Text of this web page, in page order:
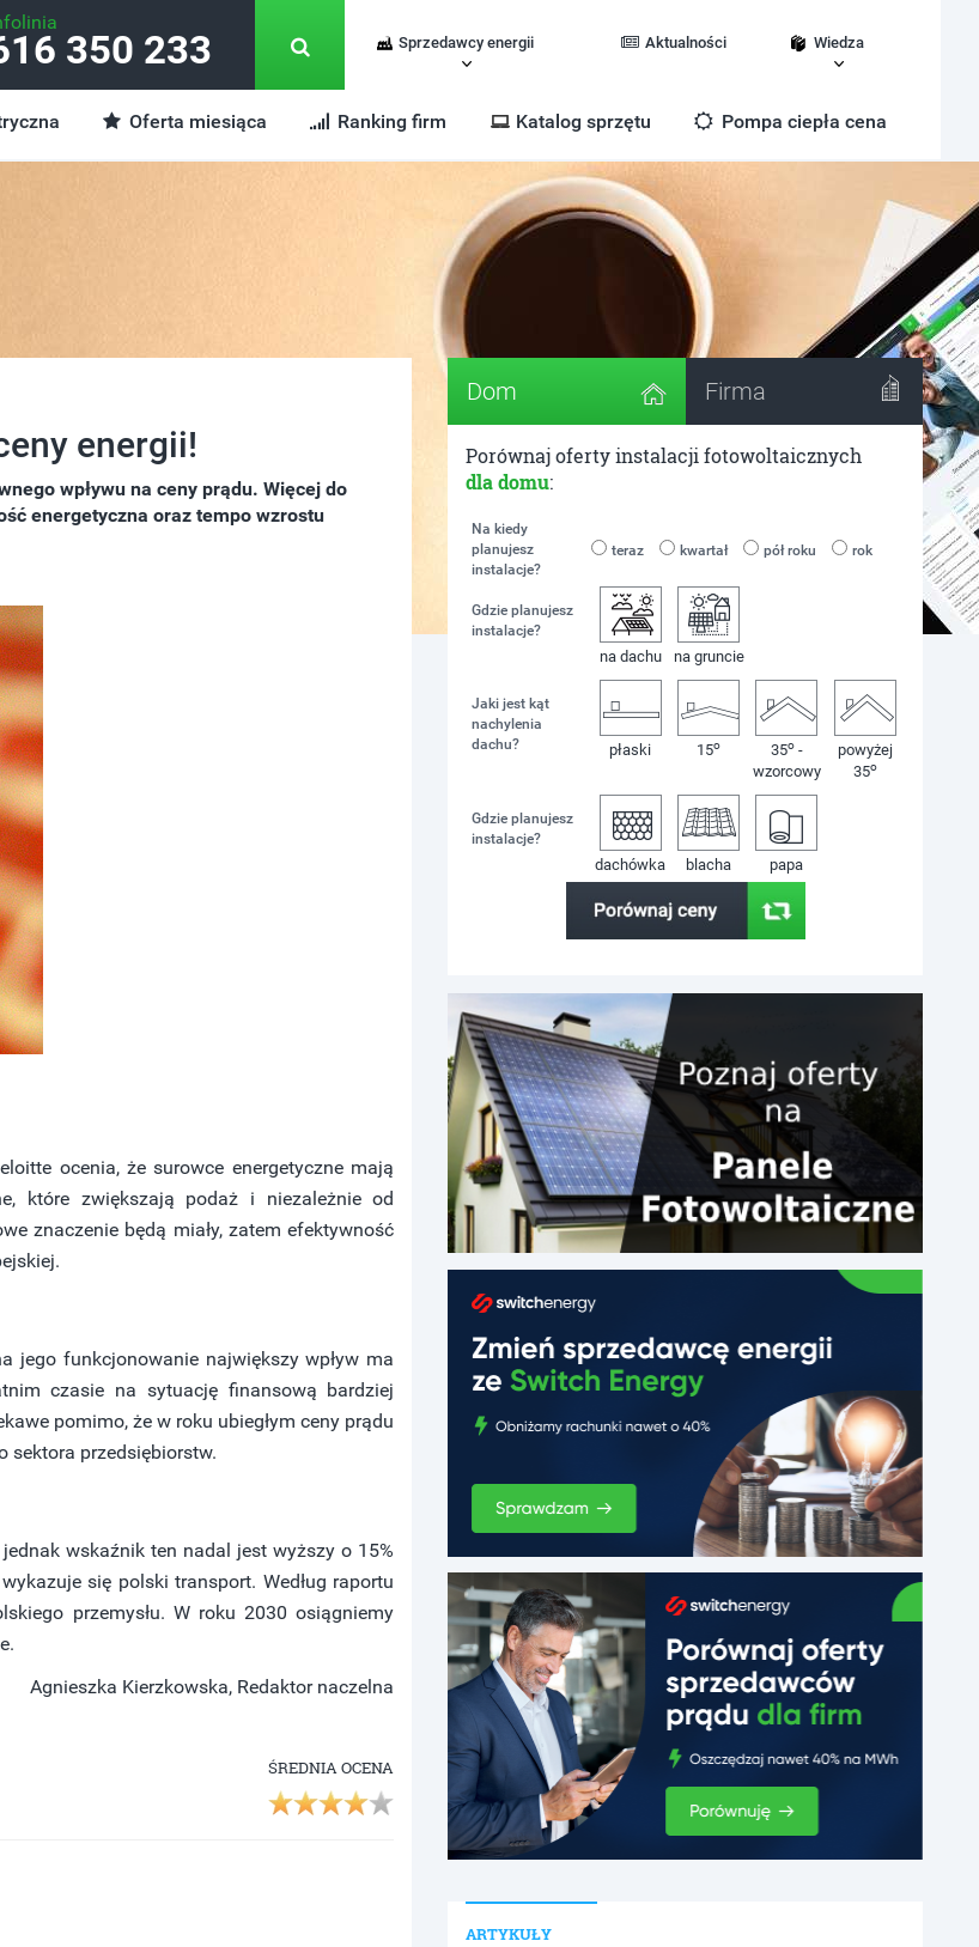
350 233 Sprzedawcy energii Aktualności Wiedza
Oferta miesiąca Ranking firm Katalog sprzętu Pompa ciepła cena
energii!
wpływu na ceny prądu. Więcej do
energetyczna oraz tempo wzrostu
ocenia, że surowce energetyczne mają
które zwiększają podaż i niezależnie od
znaczenie będą miały, zatem efektywność
jego funkcjonowanie największy wpływ ma
czasie na sytuację finansową bardziej
pomimo, że w roku ubiegłym ceny prądu
sektora przedsiębiorstw.
wskaźnik ten nadal jest wyższy o 15%
się polski transport. Według raportu
przemysłu. W roku 2030 osiągniemy
Agnieszka Kierzkowska, Redaktor naczelna
ŚREDNIA OCENA
Dom Firma
Porównaj oferty instalacji fotowoltaicznych
dla domu:
Na kiedy
planujesz
instalacje?
teraz kwartał pół roku rok
Gdzie planujesz
instalacje?
na dachu na gruncie
Jaki jest kąt
nachylenia
dachu?
płaski 15o 35o-
wzorcowy
powyżej
35o
Gdzie planujesz
instalacje?
dachówka blacha papa
ARTYKUŁY